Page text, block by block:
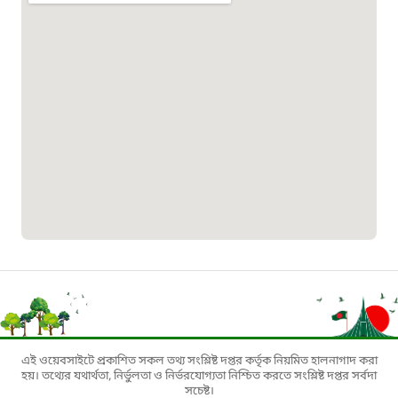
১০০
বাংলাদেশ টেলিযোগাযোগ সেবা সংক্রান্ত
হটলাইন
১৬৯৯৯
বিদ্যুৎ বিভাগ সেবা সংক্রান্ত হটলাইন
এই ওয়েবসাইটে প্রকাশিত সকল তথ্য সংশ্লিষ্ট দপ্তর কর্তৃক নিয়মিত হালনাগাদ করা
হয়। তথ্যের যথার্থতা, নির্ভুলতা ও নির্ভরযোগ্যতা নিশ্চিত করতে সংশ্লিষ্ট দপ্তর সর্বদা
সচেষ্ট।